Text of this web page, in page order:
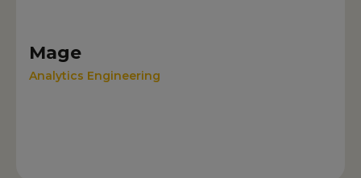
Mage
Analytics Engineering